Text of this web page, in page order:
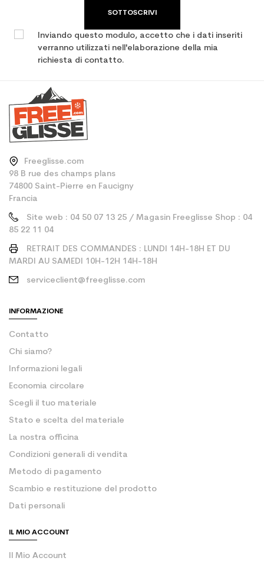
SOTTOSCRIVI
Inviando questo modulo, accetto che i dati inseriti
verranno utilizzati nell'elaborazione della mia
richiesta di contatto.
Freeglisse.com
98 B rue des champs plans
74800 Saint-Pierre en Faucigny
Francia
Site web : 04 50 07 13 25 / Magasin Freeglisse Shop : 04
85 22 11 04
RETRAIT DES COMMANDES : LUNDI 14H-18H ET DU
MARDI AU SAMEDI 10H-12H 14H-18H
serviceclient@freeglisse.com
INFORMAZIONE
Contatto
Chi siamo?
Informazioni legali
Economia circolare
Scegli il tuo materiale
Stato e scelta del materiale
La nostra officina
Condizioni generali di vendita
Metodo di pagamento
Scambio e restituzione del prodotto
Dati personali
IL MIO ACCOUNT
Il Mio Account